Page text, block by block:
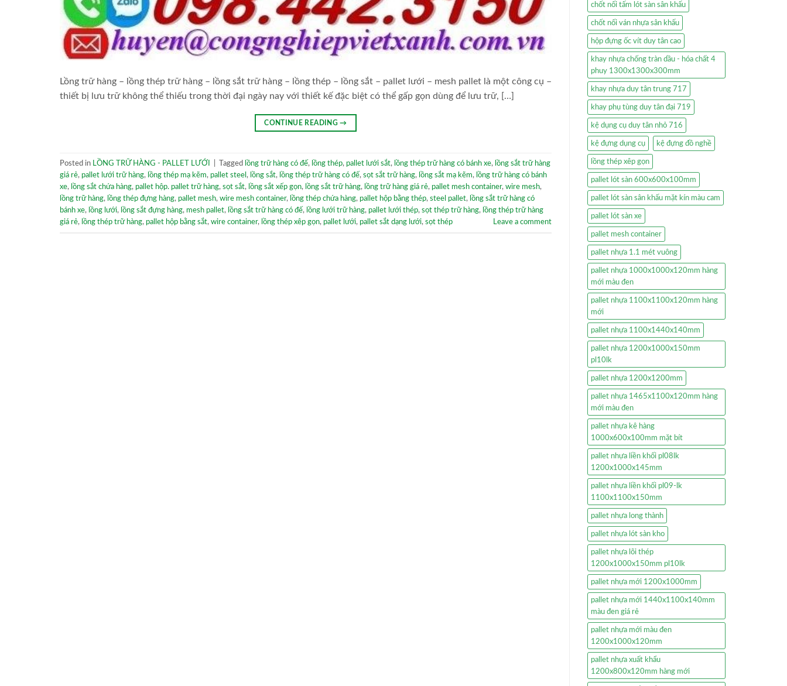
Lồng trữ hàng – lồng thép trữ hàng – lồng sắt trữ hàng – lồng thép – lồng sắt – pallet lưới – mesh pallet là một công cụ –
thiết bị lưu trữ không thể thiếu trong thời đại ngày nay với thiết kế đặc biệt có thể gấp gọn dùng để lưu trữ, […]
CONTINUE READING→
Posted in LỒNG TRỮ HÀNG - PALLET LƯỚI Tagged lồng trữ hàng có đế, lồng thép, pallet lưới sắt, lồng thép trữ hàng có bánh xe, lồng sắt trữ hàng
giá rẻ, pallet lưới trữ hàng, lồng thép mạ kẽm, pallet steel , lồng sắt, lồng thép trữ hàng có đế, sọt sắt trữ hàng, lồng sắt mạ kẽm, lồng trữ hàng có bánh
xe, lồng sắt chứa hàng, pallet hộp. pallet trữ hàng, sọt sắt, lồng sắt xếp gọn, lồng sắt trữ hàng, lồng trữ hàng giá rẻ, pallet mesh container, wire mesh,
lồng trữ hàng, lồng thép đựng hàng, pallet mesh, wire mesh container, lồng thép chứa hàng, pallet hộp bằng thép, steel pallet, lồng sắt trữ hàng có
bánh xe, lồng lưới, lồng sắt đựng hàng, mesh pallet, lồng sắt trữ hàng có đế, lồng lưới trữ hàng, pallet lưới thép, sọt thép trữ hàng, lồng thép trữ hàng
giá rẻ, lồng thép trữ hàng, pallet hộp bằng sắt, wire container, lồng thép xêp gọn, pallet lưới, pallet sắt dạng lưới, sọt thép Leave a comment
chốt nối tấm lót sàn sân khấu
chốt nối ván nhựa sân khấu
hộp đựng ốc vít duy tân cao
khay nhựa chống tràn dầu - hóa chất 4
phuy 1300x1300x300mm
khay nhựa duy tân trung 717
khay phụ tùng duy tân đại 719
kệ dụng cụ duy tân nhỏ 716
kệ đựng dụng cụ kệ đựng đồ nghề
lồng thép xêp gọn
pallet lót sàn 600x600x100mm
pallet lót sàn sân khấu mặt kín màu cam
pallet lót sàn xe
pallet mesh container
pallet nhựa 1.1 mét vuông
pallet nhựa 1000x1000x120mm hàng
mới màu đen
pallet nhựa 1100x1100x120mm hàng
mới
pallet nhựa 1100x1440x140mm
pallet nhựa 1200x1000x150mm
pl10lk
pallet nhựa 1200x1200mm
pallet nhựa 1465x1100x120mm hàng
mới màu đen
pallet nhựa kê hàng
1000x600x100mm mặt bít
pallet nhựa liền khối pl08lk
1200x1000x145mm
pallet nhựa liền khối pl09-lk
1100x1100x150mm
pallet nhựa long thành
pallet nhựa lót sàn kho
pallet nhựa lõi thép
1200x1000x150mm pl10lk
pallet nhựa mới 1200x1000mm
pallet nhựa mới 1440x1100x140mm
màu đen giá rẻ
pallet nhựa mới màu đen
1200x1000x120mm
pallet nhựa xuất khẩu
1200x800x120mm hàng mới